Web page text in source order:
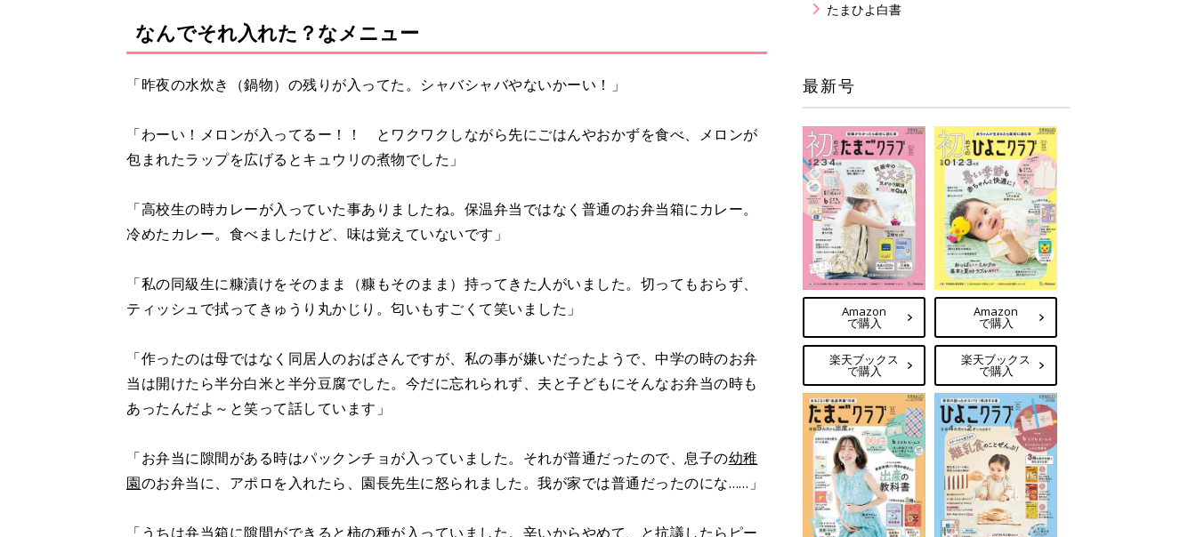
u
t
なんでそれ入れた？なメニュー
「昨夜の水炊き（鍋物）の残りが入ってた。シャバシャバやないかーい！」
「わーい！メロンが入ってるー！！ とワクワクしながら先にごはんやおかずを食べ、メロンが
包まれたラップを広げるとキュウリの煮物でした」
「高校生の時カレーが入っていた事ありましたね。保温弁当ではなく普通のお弁当箱にカレー。
冷めたカレー。食べましたけど、味は覚えていないです」
「私の同級生に糠漬けをそのまま（糠もそのまま）持ってきた人がいました。切ってもおらず、
ティッシュで拭ってきゅうり丸かじり。匂いもすごくて笑いました」
「作ったのは母ではなく同居人のおばさんですが、私の事が嫌いだったようで、中学の時のお弁
当は開けたら半分白米と半分豆腐でした。今だに忘れられず、夫と子どもにそんなお弁当の時も
あったんだよ～と笑って話しています」
「お弁当に隙間がある時はパックンチョが入っていました。それが普通だったので、息子の幼稚
園のお弁当に、アポロを入れたら、園長先生に怒られました。我が家では普通だったのにな……」
「うちは弁当箱に隙間ができると柿の種が入っていました。辛いからやめて、と抗議したらピー
たまひよ白書
最新号
Amazon
で購入
楽天ブックス
で購入
Amazon
で購入
楽天ブックス
で購入